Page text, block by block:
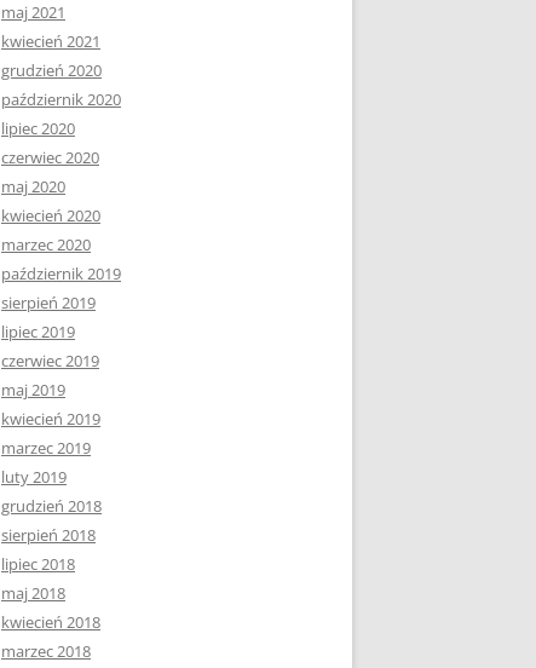
maj 2021
kwiecień 2021
grudzień 2020
październik 2020
lipiec 2020
czerwiec 2020
maj 2020
kwiecień 2020
marzec 2020
październik 2019
sierpień 2019
lipiec 2019
czerwiec 2019
maj 2019
kwiecień 2019
marzec 2019
luty 2019
grudzień 2018
sierpień 2018
lipiec 2018
maj 2018
kwiecień 2018
marzec 2018